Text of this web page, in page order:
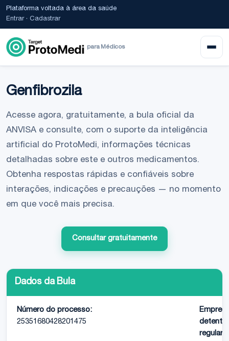
Plataforma voltada à área da saúde
Entrar· Cadastrar
para Médicos
Genfibrozila
Acesse agora, gratuitamente, a bula oficial da
ANVISA e consulte, com o suporte da inteligência
artificial do ProtoMedi, informações técnicas
detalhadas sobre este e outros medicamentos.
Obtenha respostas rápidas e confiáveis sobre
interações, indicações e precauções — no momento
em que você mais precisa.
Consultar gratuitamente
Dados da Bula
Número do processo:
25351680428201475